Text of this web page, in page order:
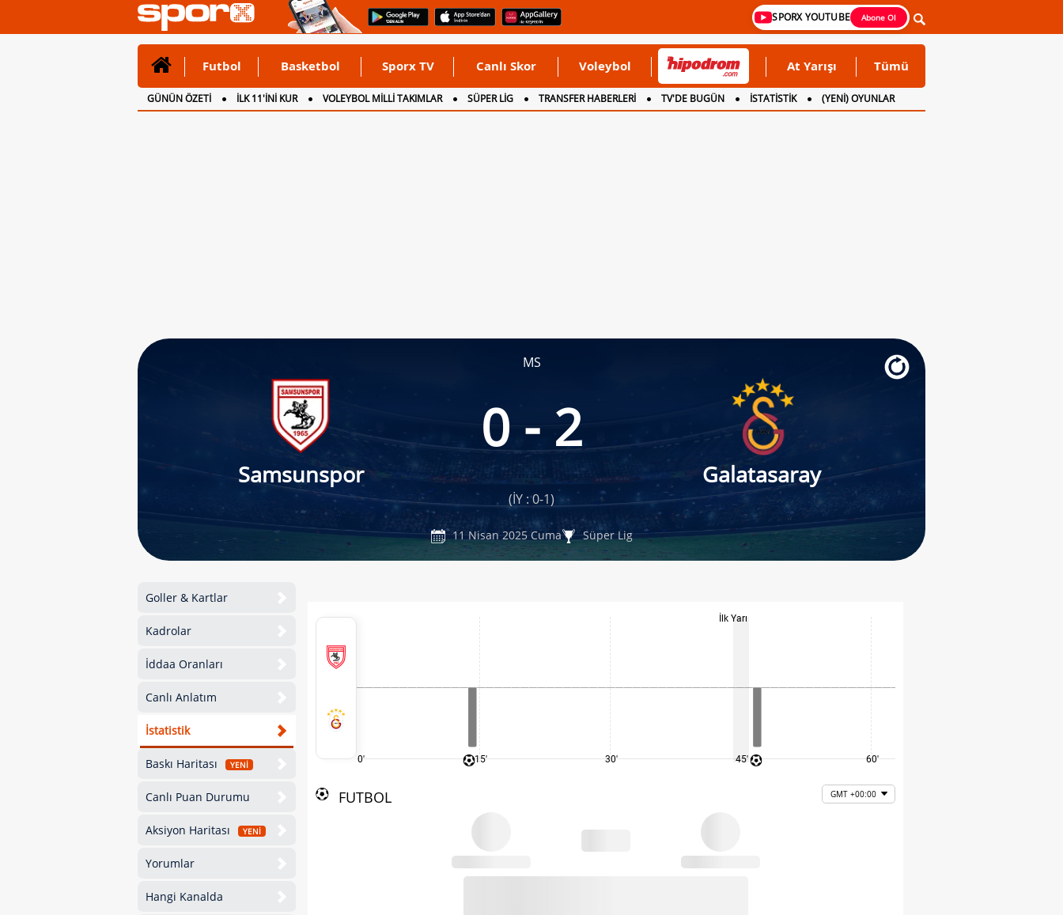
SPORX YOUTUBE Abone Ol
Futbol Basketbol Sporx TV Canlı Skor Voleybol At Yarışı Tümü
GÜNÜN ÖZETİ İLK 11'İNİ KUR VOLEYBOL MİLLİ TAKIMLAR SÜPER LİG TRANSFER HABERLERİ TV'DE BUGÜN İSTATİSTİK
(YENİ) OYUNLAR
CANLI ANLATIM
İNGİLTERE
MS
Samsunspor
0 - 2
Galatasaray
(İY : 0-1)
11 Nisan 2025 Cuma Süper Lig
Goller & Kartlar
Kadrolar
İddaa Oranları
Canlı Anlatım
İstatistik
Baskı Haritası YENİ
Canlı Puan Durumu
Aksiyon Haritası YENİ
Yorumlar
Hangi Kanalda
0' 15' 30'
İlk Yarı
45' 60'
FUTBOL GMT +00:00